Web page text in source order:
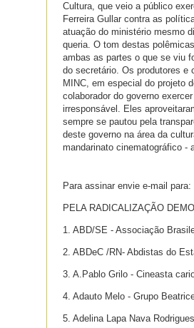
Cultura, que veio a público
Ferreira Gullar contra as
atuação do ministério mesmo
queria. O tom destas
ambas as partes o que se viu
do secretário. Os produtores e
MINC, em especial do projeto
colaborador do governo
irresponsável. Eles
sempre se pautou pela
deste governo na área da
mandarinato cinematográfico -
Para assinar envie e-mail
PELA RADICALIZAÇÃO
1. ABD/SE - Associação
2. ABDeC /RN- Abdistas do
3. A.Pablo Grilo - Cineasta
4. Adauto Melo - Grupo
5. Adelina Lapa Nava